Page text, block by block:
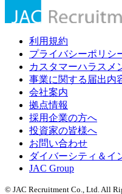
利用規約
プライバシーポリシ
カスタマーハラスメ
事業に関する届出内
会社案内
拠点情報
採用企業の方へ
投資家の皆様へ
お問い合わせ
ダイバーシティ＆イ
JAC Group
© JAC Recruitment Co., Ltd. All